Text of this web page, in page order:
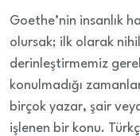
Goethe’nin insanlık
olursak; ilk olarak
derinleştirmemiz
konulmadığı
birçok yazar, şair
işlenen bir konu.